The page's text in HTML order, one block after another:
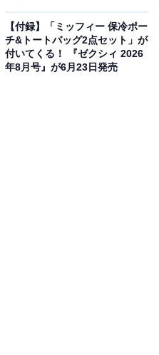
」が付いてきます。
【付録】「ミッフィー 保冷ポー
チ&トートバッグ2点セット」が
付いてくる！ 『ゼクシィ 2026
年8月号』が6月23日発売